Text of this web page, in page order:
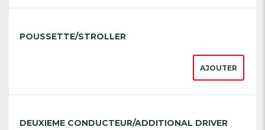
POUSSETTE/STROLLER
AJOUTER
DEUXIEME CONDUCTEUR/ADDITIONAL DRIVER